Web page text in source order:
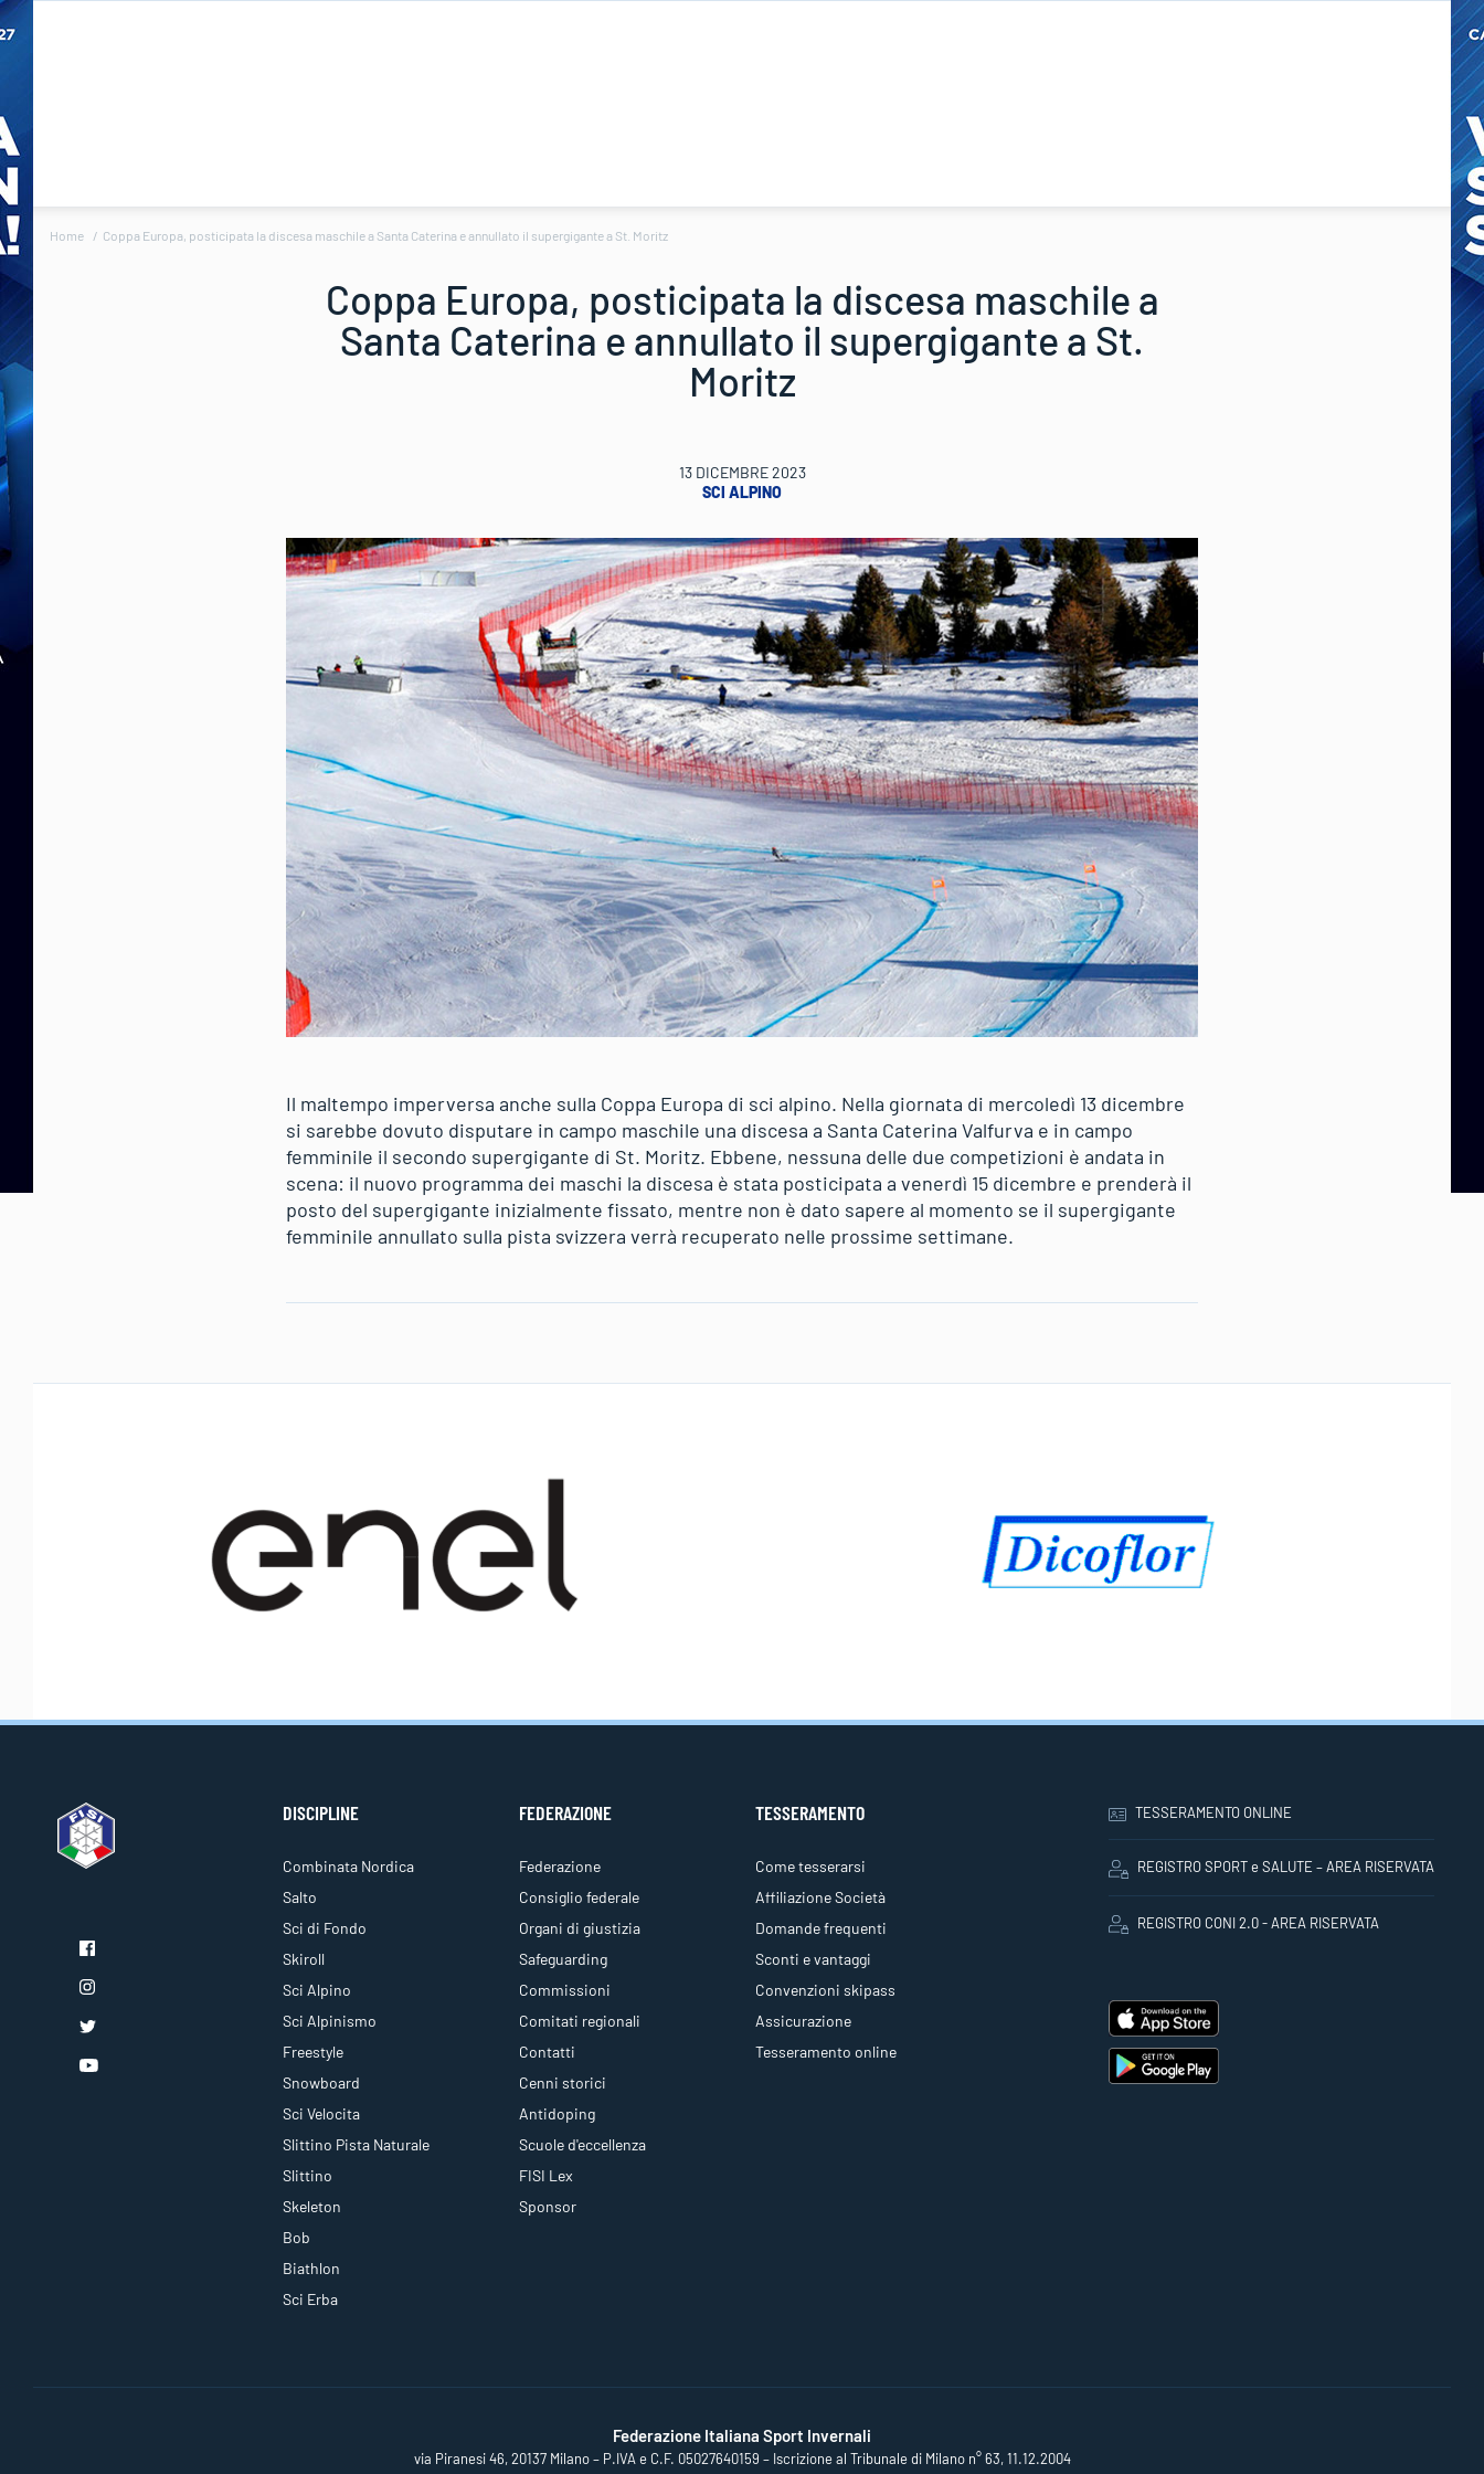
Home Coppa Europa, posticipata la discesa maschile a Santa Caterina e annullato il supergigante a St. Moritz
Coppa Europa, posticipata la discesa maschile a
Santa Caterina e annullato il supergigante a St.
Moritz
13 DICEMBRE 2023
SCI ALPINO
Il maltempo imperversa anche sulla Coppa Europa di sci alpino. Nella giornata di mercoledì 13 dicembre
si sarebbe dovuto disputare in campo maschile una discesa a Santa Caterina Valfurva e in campo
femminile il secondo supergigante di St. Moritz. Ebbene, nessuna delle due competizioni è andata in
scena: il nuovo programma dei maschi la discesa è stata posticipata a venerdì 15 dicembre e prenderà il
posto del supergigante inizialmente fissato, mentre non è dato sapere al momento se il supergigante
femminile annullato sulla pista svizzera verrà recuperato nelle prossime settimane.
DISCIPLINE
Combinata Nordica
Salto
Sci di Fondo
Skiroll
Sci Alpino
Sci Alpinismo
Freestyle
Snowboard
Sci Velocita
Slittino Pista Naturale
Slittino
Skeleton
Bob
Biathlon
Sci Erba
FEDERAZIONE
Federazione
Consiglio federale
Organi di giustizia
Safeguarding
Commissioni
Comitati regionali
Contatti
Cenni storici
Antidoping
Scuole d'eccellenza
FISI Lex
Sponsor
TESSERAMENTO
Come tesserarsi
Affiliazione Società
Domande frequenti
Sconti e vantaggi
Convenzioni skipass
Assicurazione
Tesseramento online
TESSERAMENTO ONLINE
REGISTRO SPORT e SALUTE – AREA RISERVATA
REGISTRO CONI 2.0 - AREA RISERVATA
Federazione Italiana Sport Invernali
via Piranesi 46, 20137 Milano – P.IVA e C.F. 05027640159 – Iscrizione al Tribunale di Milano n° 63, 11.12.2004